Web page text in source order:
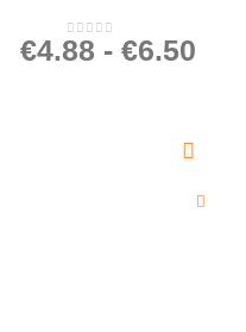
0out of 5
€4.88 - €6.50